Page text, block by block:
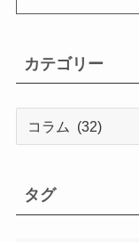
カテゴリー
ー
タグ